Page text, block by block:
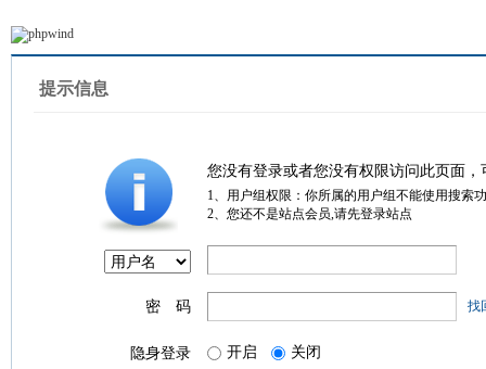
提示信息
您没有登录或者您没有权限访问此页面
1、用户组权限：你所属的用户组不能使用搜索
2、您还不是站点会员,请先登录站点
密 码 找
隐身登录 开启 关闭